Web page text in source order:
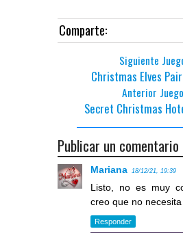
Comparte:
Siguiente
Christmas Elves
Anterior
Secret Christmas
Publicar un comentario
Mariana 18/12/21, 19:39
Listo, no es muy
creo que no
Responder